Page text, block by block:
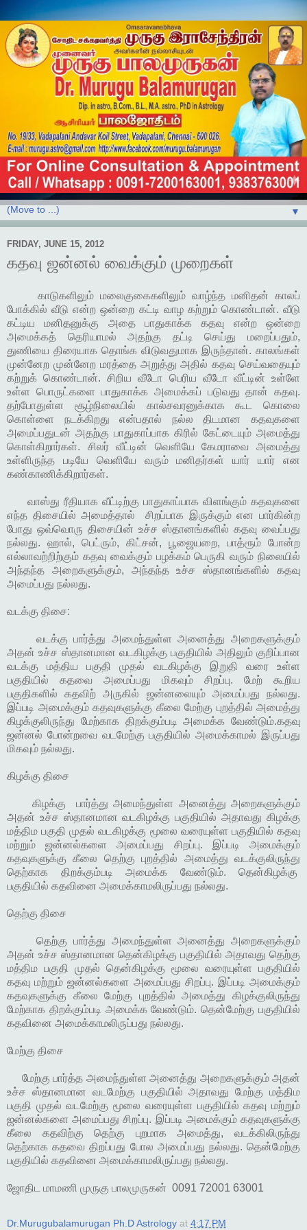
▼
FRIDAY, JUNE 15, 2012
கதவு ஜன்னல் வைக்கும் முறைகள்
காடுகளிலும் மலைகுகைகளிலும் வாழ்ந்த மனிதன் காலப்
போக்கில் வீடு என்ற ஒன்றை கட்டி வாழ கற்றும் கொண்டான். வீடு
கட்டிய மனிதனுக்கு அதை பாதுகாக்க கதவு என்ற ஒன்றை
அமைக்கத் தெரியாமல் அதற்கு தட்டி செய்து மறைப்பதும்,
துணியை திரையாக தொங்க விடுவதுமாக இருந்தான். காலங்கள்
முன்னேற முன்னேற மரத்தை அறுத்து அதில் கதவு செய்வதையும்
கற்றுக் கொண்டான். சிறிய வீடோ பெரிய வீடோ வீட்டின் உள்ளே
உள்ள பொருட்களை பாதுகாக்க அமைக்கப் படுவது தான் கதவு.
தற்போதுள்ள சூழ்நிலையில் கால்சவரனுக்காக கூட கொலை
கொள்ளை நடக்கிறது என்பதால் நல்ல திடமான கதவுகளை
அமைப்பதுடன் அதற்கு பாதுகாப்பாக கிரில் கேட்டையும் அமைத்து
கொள்கிறார்கள். சிலர் வீட்டின் வெளியே கேமராவை அமைத்து
உள்ளிருந்த படியே வெளியே வரும் மனிதர்கள் யார் யார் என
கண்காணிக்கிறார்கள்.
வாஸ்து ரீதியாக வீட்டிற்கு பாதுகாப்பாக விளங்கும் கதவுகளை
எந்த திசையில் அமைத்தால் சிறப்பாக இருக்கும் என பார்கின்ற
போது ஒவ்வொரு திசையின் உச்ச ஸ்தானங்களில் கதவு வைப்பது
நல்லது. ஹால், பெட்ரும், கிட்சன், பூஜையறை, பாத்ரூம் போன்ற
எல்லாவற்றிற்கும் கதவு வைக்கும் பழக்கம் பெருகி வரும் நிலையில்
அந்தந்த அறைகளுக்கும், அந்தந்த உச்ச ஸ்தானங்களில் கதவு
அமைப்பது நல்லது.
வடக்கு திசை:
வடக்கு பார்த்து அமைந்துள்ள அனைத்து அறைகளுக்கும்
அதன் உச்ச ஸ்தானமான வடகிழக்கு பகுதியில் அதிலும் குறிப்பான
வடக்கு மத்திய பகுதி முதல் வடகிழக்கு இறுதி வரை உள்ள
பகுதியில் கதவை அமைப்பது மிகவும் சிறப்பு. மேற் கூறிய
பகுதிகளில் கதவிற் அருகில் ஜன்னலையும் அமைப்பது நல்லது.
இப்படி அமைக்கும் கதவுகளுக்கு கீலை மேற்கு புறத்தில் அமைத்து
கிழக்குலிருந்து மேற்காக திறக்கும்படி அமைக்க வேண்டும்.கதவு
ஜன்னல் போன்றவை வடமேற்கு பகுதியில் அமைக்காமல் இருப்பது
மிகவும் நல்லது.
கிழக்கு திசை
கிழக்கு பார்த்து அமைந்துள்ள அனைத்து அறைகளுக்கும்
அதன் உச்ச ஸ்தானமான வடகிழக்கு பகுதியில் அதாவது கிழக்கு
மத்திம பகுதி முதல் வடகிழக்கு மூலை வரையுள்ள பகுதியில் கதவு
மற்றும் ஜன்னல்களை அமைப்பது சிறப்பு. இப்படி அமைக்கும்
கதவுகளுக்கு கீலை தெற்கு புறத்தில் அமைத்து வடக்குலிருந்து
தெற்காக திறக்கும்படி அமைக்க வேண்டும். தென்கிழக்கு
பகுதியில் கதவினை அமைக்காமலிருப்பது நல்லது.
தெற்கு திசை
தெற்கு பார்த்து அமைந்துள்ள அனைத்து அறைகளுக்கும்
அதன் உச்ச ஸ்தானமான தென்கிழக்கு பகுதியில் அதாவது தெற்கு
மத்திம பகுதி முதல் தென்கிழக்கு மூலை வரையுள்ள பகுதியில்
கதவு மற்றும் ஜன்னல்களை அமைப்பது சிறப்பு. இப்படி அமைக்கும்
கதவுகளுக்கு கீலை மேற்கு புறத்தில் அமைத்து கிழக்குலிருந்து
மேற்காக திறக்கும்படி அமைக்க வேண்டும். தென்மேற்கு பகுதியில்
கதவினை அமைக்காமலிருப்பது நல்லது.
மேற்கு திசை
மேற்கு பார்த்த அமைந்துள்ள அனைத்து அறைகளுக்கும் அதன்
உச்ச ஸ்தானமான வடமேற்கு பகுதியில் அதாவது மேற்கு மத்திம
பகுதி முதல் வடமேற்கு மூலை வரையுள்ள பகுதியில் கதவு மற்றும்
ஜன்னல்களை அமைப்பது சிறப்பு. இப்படி அமைக்கும் கதவுகளுக்கு
கீலை கதவிற்கு தெற்கு புறமாக அமைத்து, வடக்கிலிருந்து
தெற்காக கதவை திறப்பது போல அமைப்பது நல்லது. தென்மேற்கு
பகுதியில் கதவினை அமைக்காமலிருப்பது நல்லது.
ஜோதிட மாமணி முருகு பாலமுருகன் 0091 72001 63001
Dr.Murugubalamurugan Ph.D Astrology at 4:17 PM